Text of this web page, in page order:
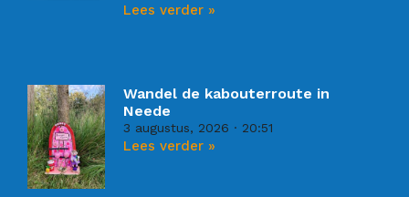
Lees verder »
Wandel de kabouterroute in
Neede
3 augustus, 2026 20:51
Lees verder »